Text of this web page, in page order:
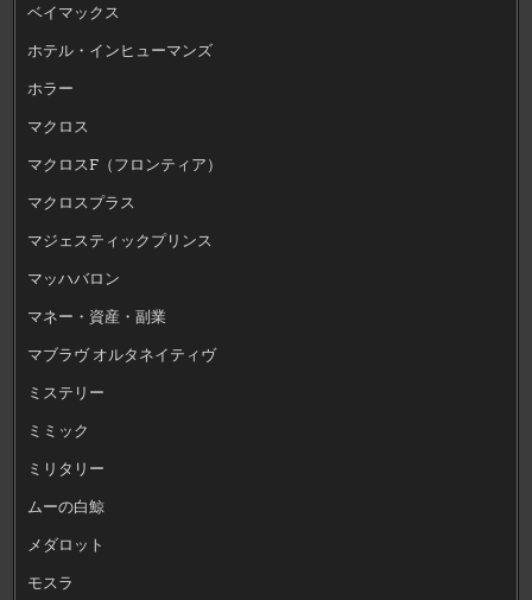
ベイマックス
ホテル・インヒューマンズ
ホラー
マクロス
マクロスF（フロンティア）
マクロスプラス
マジェスティックプリンス
マッハバロン
マネー・資産・副業
マブラヴ オルタネイティヴ
ミステリー
ミミック
ミリタリー
ムーの白鯨
メダロット
モスラ